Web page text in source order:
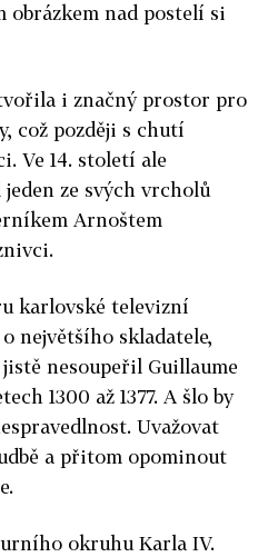
obrázkem nad postelí si
i značný prostor pro
což později s chutí
Ve 14. století ale
ze svých vrcholů
Arnoštem
karlovské televizní
největšího skladatele,
nesoupeřil Guillaume
1300 až 1377. A šlo by
Uvažovat
a přitom opominout
okruhu Karla IV.